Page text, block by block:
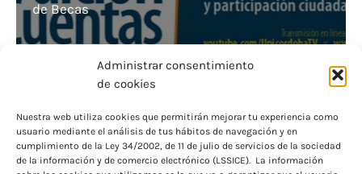
Administrar consentimiento
de cookies
Nuestra web utiliza cookies que permitirán mejorar tu experiencia como
usuario mediante el análisis de tus hábitos de navegación y en
cumplimiento de la Ley 34/2002, de 11 de julio de servicios de la sociedad
de la información y de comercio electrónico (LSSICE). La información
de Becas
Becas para Bachillerato: Ayuda del Gobierno de